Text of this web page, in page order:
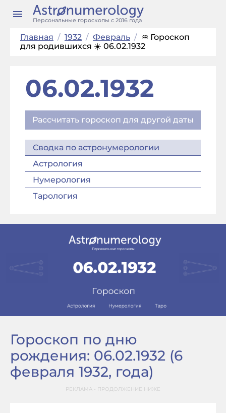
Персональные гороскопы с 2016 года
Главная / 1932 / Февраль / ♒ Гороскоп
для родившихся ☀️ 06.02.1932
06.02.1932
Рассчитать гороскоп для другой даты
Сводка по астронумерологии
Астрология
Нумерология
Тарология
Гороскоп по дню
рождения: 06.02.1932 (6
февраля 1932, года)
РЕКЛАМА - ПРОДОЛЖЕНИЕ НИЖЕ